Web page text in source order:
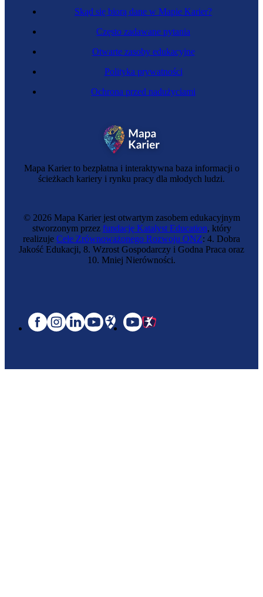
Mapa Karier to bezpłatna i interaktywna baza informacji o
ścieżkach kariery i rynku pracy dla młodych ludzi.
Skąd się biorą dane w Mapie Karier?
Często zadawane pytania
Otwarte zasoby edukacyjne
Polityka prywatności
Ochrona przed nadużyciami
© 2026 Mapa Karier jest otwartym zasobem edukacyjnym
stworzonym przez fundację Katalyst Education, który
realizuje Cele Zrównoważonego Rozwoju ONZ: 4. Dobra
Jakość Edukacji, 8. Wzrost Gospodarczy i Godna Praca oraz
10. Mniej Nierówności.